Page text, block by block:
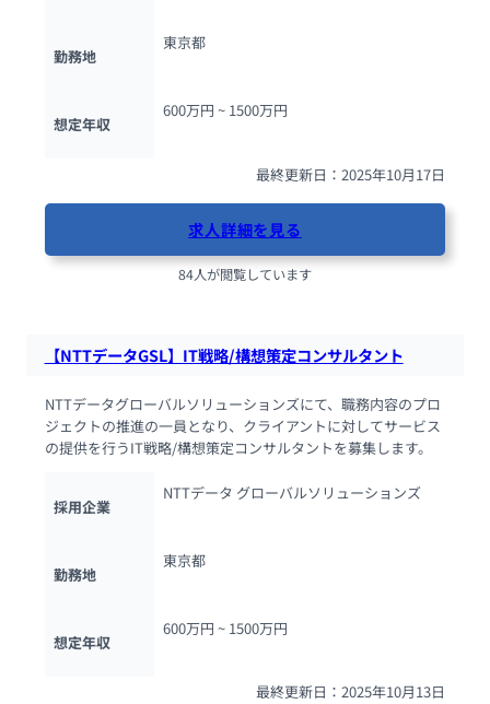
勤務地
東京都
想定年収
600万円 ~ 1500万円
最終更新日：2025年10月17日
求人詳細を見る
84人が閲覧しています
【NTTデータGSL】IT戦略/構想策定コンサルタント
NTTデータグローバルソリューションズにて、職務内容のプロ
ジェクトの推進の一員となり、クライアントに対してサービス
の提供を行うIT戦略/構想策定コンサルタントを募集します。
採用企業
NTTデータ グローバルソリューションズ
勤務地
東京都
想定年収
600万円 ~ 1500万円
最終更新日：2025年10月13日